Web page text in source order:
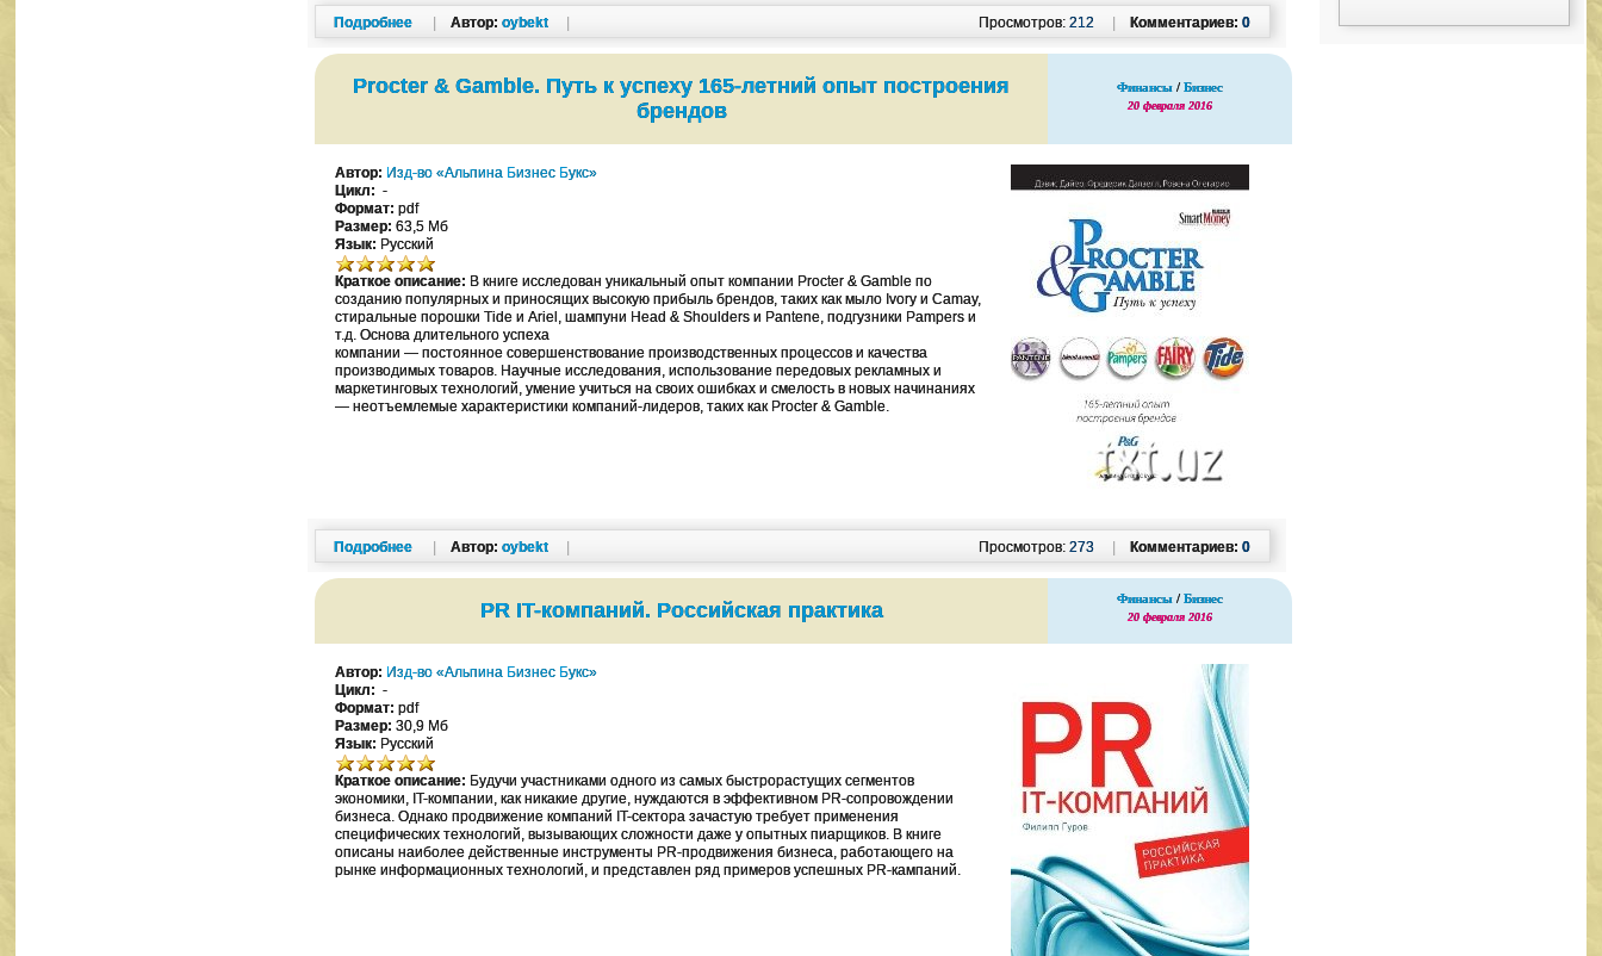
Подробнее Автор:oybekt Комментариев: 0
Просмотров: 212
Procter & Gamble. Путь к успеху 165-летний опыт построения
брендов
Финансы /Бизнес
20 февраля 2016
Автор: Изд-во «Альпина Бизнес Букс»
Цикл: -
Формат: pdf
Размер: 63,5 Мб
Язык: Русский
Краткое описание: В книге исследован уникальный опыт компании Procter & Gamble по
созданию популярных и приносящих высокую прибыль брендов, таких как мыло Ivory и Camay,
стиральные порошки Tide и Ariel, шампуни Head & Shoulders и Pantene, подгузники Pampers и
т.д. Основа длительного успеха
компании — постоянное совершенствование производственных процессов и качества
производимых товаров. Научные исследования, использование передовых рекламных и
маркетинговых технологий, умение учиться на своих ошибках и смелость в новых начинаниях
— неотъемлемые характеристики компаний-лидеров, таких как Procter & Gamble.
Подробнее Автор:oybekt Комментариев: 0
Просмотров: 273
PR IT-компаний. Российская практика Финансы /Бизнес
20 февраля 2016
Автор: Изд-во «Альпина Бизнес Букс»
Цикл: -
Формат: pdf
Размер: 30,9 Мб
Язык: Русский
Краткое описание: Будучи участниками одного из самых быстрорастущих сегментов
экономики, IT-компании, как никакие другие, нуждаются в эффективном PR-сопровождении
бизнеса. Однако продвижение компаний IT-сектора зачастую требует применения
специфических технологий, вызывающих сложности даже у опытных пиарщиков. В книге
описаны наиболее действенные инструменты PR-продвижения бизнеса, работающего на
рынке информационных технологий, и представлен ряд примеров успешных PR-кампаний.